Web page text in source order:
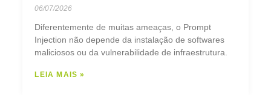
06/07/2026
Diferentemente de muitas ameaças, o Prompt
Injection não depende da instalação de softwares
maliciosos ou da vulnerabilidade de infraestrutura.
LEIA MAIS »